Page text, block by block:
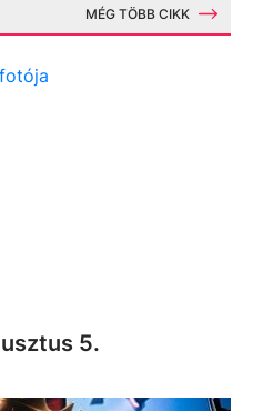
MÉG TÖBB CIKK
5.